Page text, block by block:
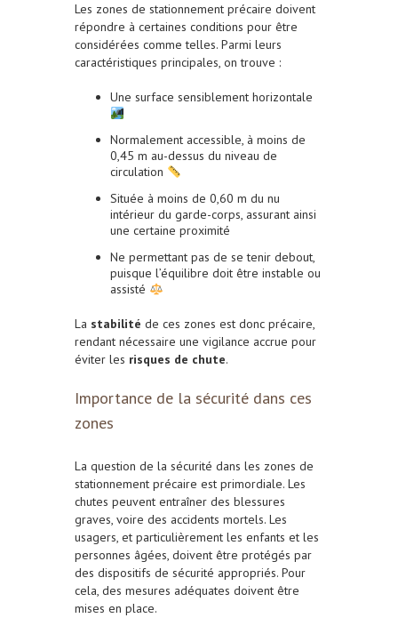
Les zones de stationnement précaire doivent
répondre à certaines conditions pour être
considérées comme telles. Parmi leurs
caractéristiques principales, on trouve :
Une surface sensiblement horizontale
Normalement accessible, à moins de
0,45 m au-dessus du niveau de
circulation
Située à moins de 0,60 m du nu
intérieur du garde-corps, assurant ainsi
une certaine proximité
Ne permettant pas de se tenir debout,
puisque l’équilibre doit être instable ou
assisté
La stabilité de ces zones est donc précaire,
rendant nécessaire une vigilance accrue pour
éviter les risques de chute.
Importance de la sécurité dans ces
zones
La question de la sécurité dans les zones de
stationnement précaire est primordiale. Les
chutes peuvent entraîner des blessures
graves, voire des accidents mortels. Les
usagers, et particulièrement les enfants et les
personnes âgées, doivent être protégés par
des dispositifs de sécurité appropriés. Pour
cela, des mesures adéquates doivent être
mises en place.